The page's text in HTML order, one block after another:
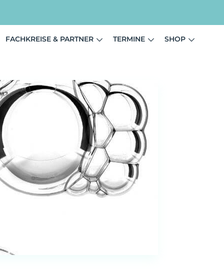
FACHKREISE & PARTNER TERMINE SHOP